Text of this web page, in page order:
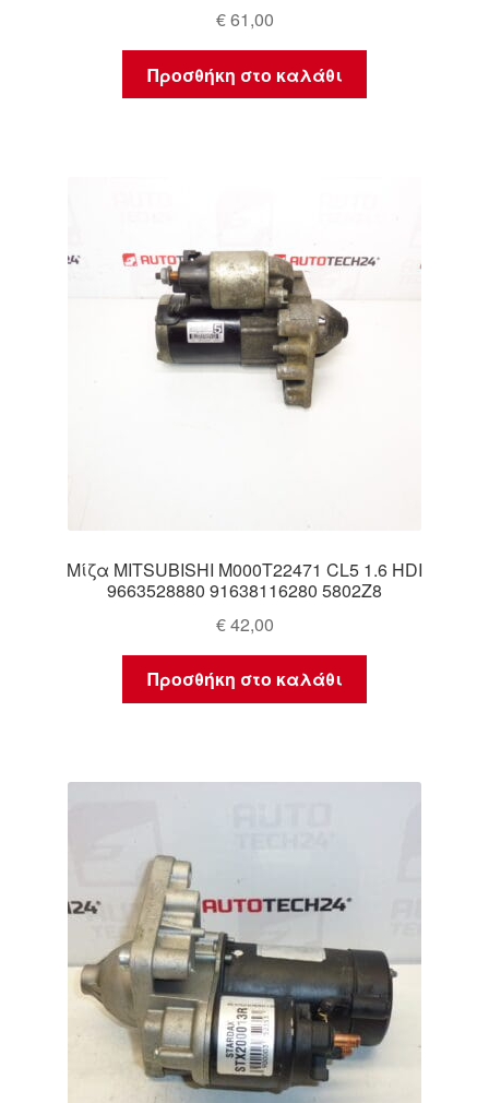
€61,00
Προσθήκη στο καλάθι
Μίζα MITSUBISHI M000T22471 CL5 1.6 HDI
9663528880 91638116280 5802Z8
€42,00
Προσθήκη στο καλάθι